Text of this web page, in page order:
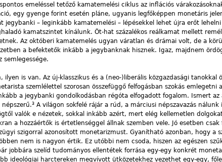
emeléssel tetőző kamatemelési ciklus az inflációs
egy gyenge forint esetén pláne, ugyanis legfőképpen monetáris
jegybanki – leginkább kamatemelési – lépésekkel lehet újra erőt
kamatszintet kínálunk. Öt-hat százalékos reálkamat mellett
Az októberi kamatemelés ugyan váratlan és drámai volt, de a
a befektetők inkább a jegybanknak hisznek. Igaz, majdnem
semlegessége.
ilyen is van. Az új-klasszikus és a (neo-)liberális közgazdasági tanokkal
szemlélettel szorosan összefüggő felfogásban szokás emlegetni
a jegybanki gondolkodásban régóta elfogadott fogalom. Ismert
népszerű.3 A világon sokfelé rájár a rúd, a márciusi népszavazás
valók e nézetek, sokkal inkább azért, mert elég kellemetlen
a hozzáértők is értetlenséggel állnak szemben vele. Jó esetben
szigorral azonosított monetarizmust. Gyanítható azonban, hogy a
nem is nagyon értik. Ez utóbbi nem csoda, hiszen az egészen
jobbára szelíd tudományos ellentétek forrása egy-egy konkrét
ideológiai harctereken megvívott ütközetekhez vezethet egy-egy,